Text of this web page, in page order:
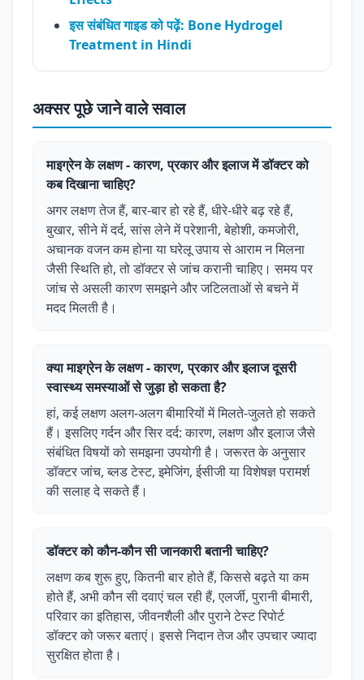
इस संबंधित गाइड को पढ़ें: Bone Hydrogel
Treatment in Hindi
अक्सर पूछे जाने वाले सवाल
माइग्रेन के लक्षण - कारण, प्रकार और इलाज में डॉक्टर को
कब दिखाना चाहिए?
अगर लक्षण तेज हैं, बार-बार हो रहे हैं, धीरे-धीरे बढ़ रहे हैं,
बुखार, सीने में दर्द, सांस लेने में परेशानी, बेहोशी, कमजोरी,
अचानक वजन कम होना या घरेलू उपाय से आराम न मिलना
जैसी स्थिति हो, तो डॉक्टर से जांच करानी चाहिए। समय पर
जांच से असली कारण समझने और जटिलताओं से बचने में
मदद मिलती है।
क्या माइग्रेन के लक्षण - कारण, प्रकार और इलाज दूसरी
स्वास्थ्य समस्याओं से जुड़ा हो सकता है?
हां, कई लक्षण अलग-अलग बीमारियों में मिलते-जुलते हो सकते
हैं। इसलिए गर्दन और सिर दर्द: कारण, लक्षण और इलाज जैसे
संबंधित विषयों को समझना उपयोगी है। जरूरत के अनुसार
डॉक्टर जांच, ब्लड टेस्ट, इमेजिंग, ईसीजी या विशेषज्ञ परामर्श
की सलाह दे सकते हैं।
डॉक्टर को कौन-कौन सी जानकारी बतानी चाहिए?
लक्षण कब शुरू हुए, कितनी बार होते हैं, किससे बढ़ते या कम
होते हैं, अभी कौन सी दवाएं चल रही हैं, एलर्जी, पुरानी बीमारी,
परिवार का इतिहास, जीवनशैली और पुराने टेस्ट रिपोर्ट
डॉक्टर को जरूर बताएं। इससे निदान तेज और उपचार ज्यादा
सुरक्षित होता है।